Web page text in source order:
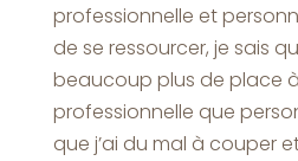
professionnelle et
de se ressourcer, je sais
beaucoup plus de place
professionnelle que
que j’ai du mal à couper